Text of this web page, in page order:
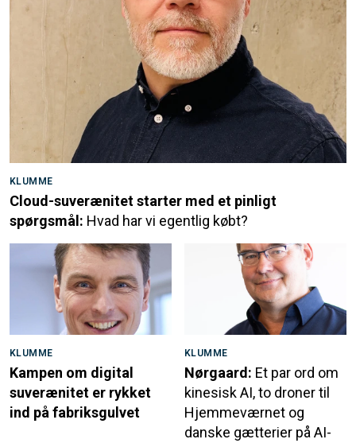
KLUMME
Cloud-suverænitet starter med et pinligt
spørgsmål: Hvad har vi egentlig købt?
KLUMME
Kampen om digital
suverænitet er rykket
ind på fabriksgulvet
KLUMME
Nørgaard: Et par ord om
kinesisk AI, to droner til
Hjemmeværnet og
danske gætterier på AI-